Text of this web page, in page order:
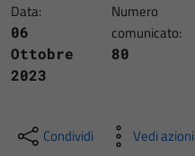
Data:
06
Ottobre
2023
Numero
comunicato:
80
Condividi Vedi azioni